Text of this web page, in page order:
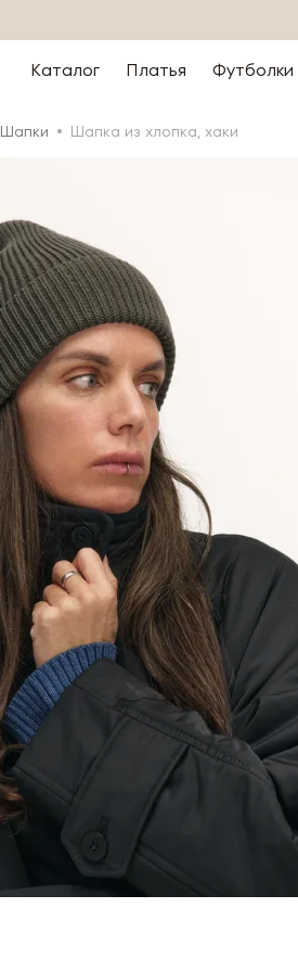
Каталог Платья Футболки
Шапки Шапка из хлопка, хаки